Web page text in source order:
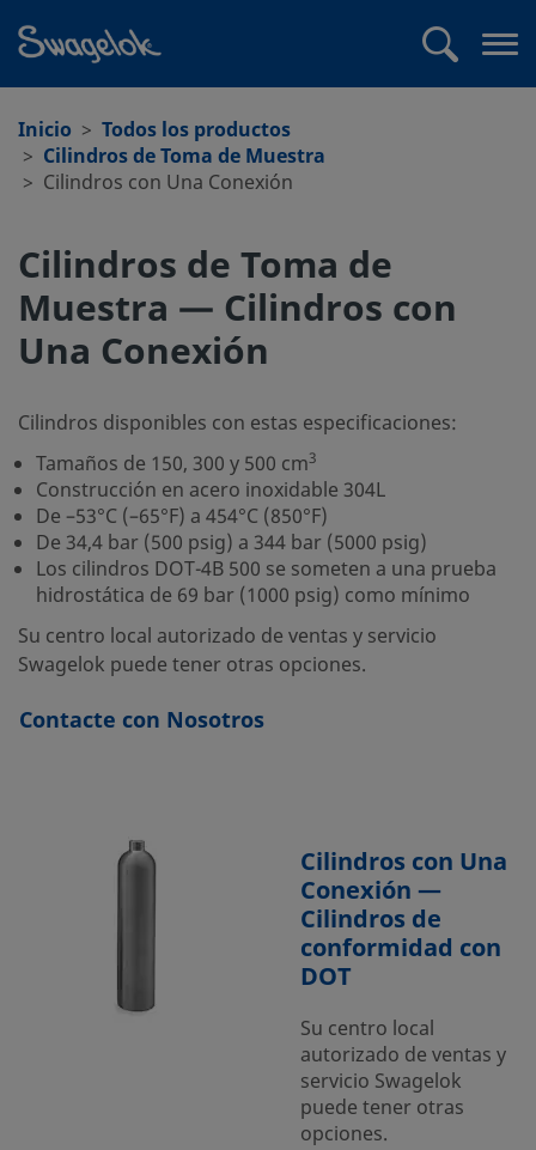
Inicio
Todos los productos
Cilindros de Toma de Muestra
Cilindros con Una Conexión
Cilindros de Toma de
Muestra — Cilindros con
Una Conexión
Cilindros disponibles con estas especificaciones:
Tamaños de 150, 300 y 500 cm3
Construcción en acero inoxidable 304L
De –53°C (–65°F) a 454°C (850°F)
De 34,4 bar (500 psig) a 344 bar (5000 psig)
Los cilindros DOT-4B 500 se someten a una prueba
hidrostática de 69 bar (1000 psig) como mínimo
Su centro local autorizado de ventas y servicio
Swagelok puede tener otras opciones.
Contacte con Nosotros
Cilindros con Una
Conexión —
Cilindros de
conformidad con
DOT
Su centro local
autorizado de ventas y
servicio Swagelok
puede tener otras
opciones.